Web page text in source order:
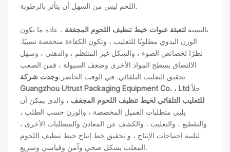
اللحم ليس من السهل أن يتأثر بالرطوبة.
بالنسبة لتعبئة عبوات خيط تنظيف اللحوم المجففة ، عادة ما يكون
الوزن اليدوي مطلوبًا للتعليب ، وتكون الكفاءة منخفضة نسبيًا.
نظرًا لخصائص الضوء ، والشكل غير المنتظم ، والدهني ، وسهل
الالتصاق بسطح المواد الأخرى وضعف السيولة ، فمن الصعب
تحقيق التعليب التلقائي. في الوقت الحاضر،وجدت شركة
Guangzhou Utrust Packaging Equipment Co. ، Ltd حلاً
للتعليب التلقائي لخيط تنظيف اللحوم المجفف ، والذي يمكن أن
يلبي متطلبات العميل المخصصة ، والوزن حسب الطلب ،
والتقطيع ، والتعليب ، والكشف عن المعادن والمتطلبات الأخرى ،
لتلبية احتياجات الإنتاج ، و تحقيق خط إنتاج خيط تنظيف اللحوم
المعلب بشكل صحي وآمن وقياسي وسريع.